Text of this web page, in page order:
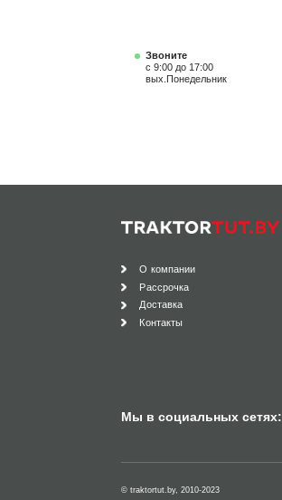
Звоните
с 9:00 до 17:00
вых.Понедельник
О компании
Рассрочка
Доставка
Контакты
Мы в социальных сетях:
© traktortut.by, 2010-2023